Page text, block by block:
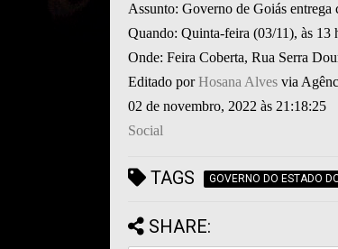
Assunto: Governo de Goiás
Quando: Quinta-feira (03/11), às 13
Onde: Feira Coberta, Rua Serra
Editado porHosana Alves via
02 de novembro, 2022 às 21:18:25
Social
TAGS GOVERNO DO ESTADO
SHARE: